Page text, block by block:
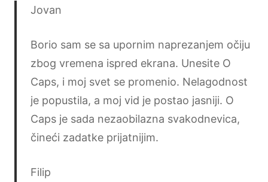
Jovan
Borio sam se sa upornim naprezanjem očiju
zbog vremena ispred ekrana. Unesite O
Caps, i moj svet se promenio. Nelagodnost
je popustila, a moj vid je postao jasniji. O
Caps je sada nezaobilazna svakodnevica,
čineći zadatke prijatnijim.
Filip